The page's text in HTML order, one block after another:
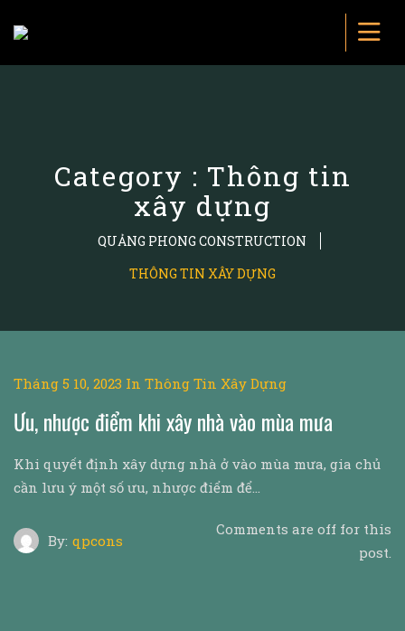
Category : Thông tin
xây dựng
QUẢNG PHONG CONSTRUCTION
THÔNG TIN XÂY DỰNG
Tháng 5 10, 2023 In Thông Tin Xây Dựng
Ưu, nhược điểm khi xây nhà vào mùa mưa
Khi quyết định xây dựng nhà ở vào mùa mưa, gia chủ
cần lưu ý một số ưu, nhược điểm để…
By: qpcons
Comments are off for this
post.